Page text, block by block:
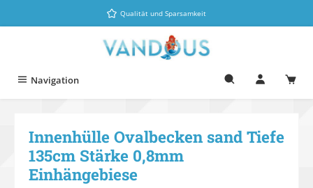
Zum Hauptinhalt springenQualität und Sparsamkeit
Navigation
Innenhülle Ovalbecken sand Tiefe
135cm Stärke 0,8mm
Einhängebiese